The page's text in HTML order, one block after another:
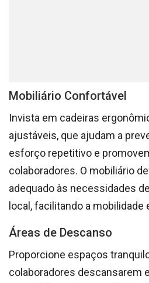
Mobiliário Confortável
Invista em cadeiras
ajustáveis, que ajudam a
esforço repetitivo e
colaboradores. O mobiliário
adequado às necessidades
local, facilitando a mobilidade
Áreas de Descanso
Proporcione espaços
colaboradores descansarem